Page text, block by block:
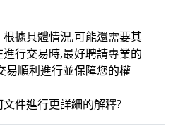
據具體情況,可能還需要其
行交易時,最好聘請專業的
易順利進行並保障您的權
件進行更詳細的解釋?